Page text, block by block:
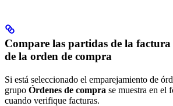
Compare las partidas de la
de la orden de compra
Si está seleccionado el emparejamiento de
grupo Órdenes de compra se muestra en el
cuando verifique facturas.